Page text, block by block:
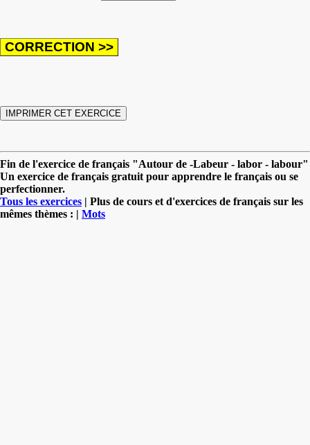
Fin de l'exercice de français "Autour de -Labeur - labor - labour"
Un exercice de français gratuit pour apprendre le français ou se
perfectionner.
Tous les exercices | Plus de cours et d'exercices de français sur les
mêmes thèmes : | Mots